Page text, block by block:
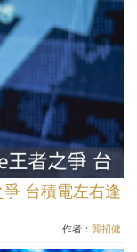
台積電左右逢
作者： 龔招健